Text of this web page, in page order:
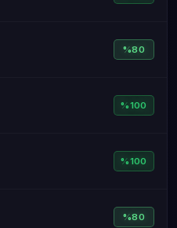
%80
%100
%100
%80